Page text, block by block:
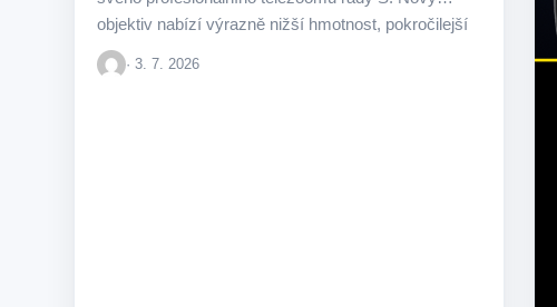
objektiv nabízí výrazně nižší hmotnost, pokročilejší
autofokus a efektivnější…
· 3. 7. 2026